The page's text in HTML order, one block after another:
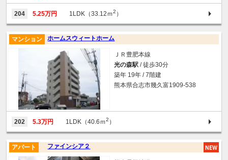
204 5.25万円 1LDK（33.12ｍ2 ）
ホームスウィートホーム
マンション
ＪＲ豊肥本線
光の森駅 / 徒歩30分
築年 19年 / 7階建
熊本県合志市幾久富1909-538
202 5.3万円 1LDK（40.6ｍ2 ）
ファインシア２
アパート